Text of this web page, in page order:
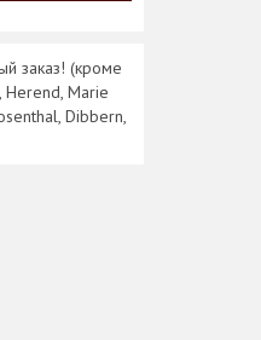
заказ! (кроме
Marie
Dibbern,